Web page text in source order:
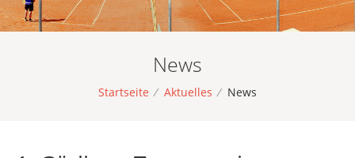
News
Startseite / Aktuelles / News